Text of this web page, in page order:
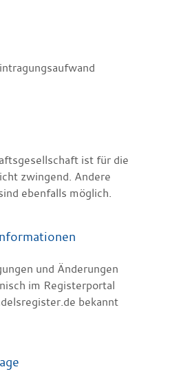
ist für die
zwingend. Andere
ebenfalls möglich.
und Änderungen
im Registerportal
bekannt